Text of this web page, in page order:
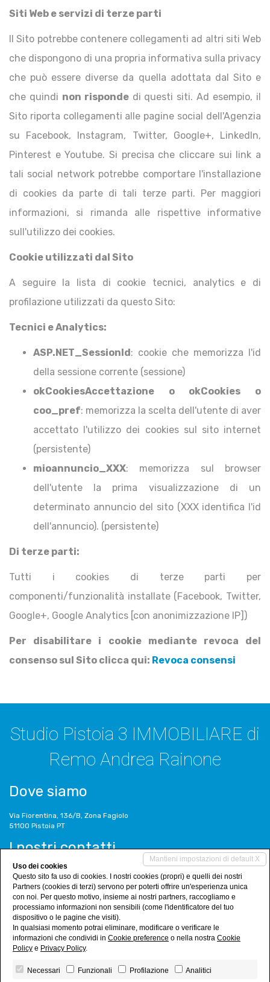
Siti Web e servizi di terze parti
Il Sito potrebbe contenere collegamenti ad altri siti Web
che dispongono di una propria informativa sulla privacy
che può essere diverse da quella adottata dal Sito e
che quindi non rispondedi questi siti. Ad esempio, il
Sito riporta collegamenti alle pagine social dell'Agenzia
su Facebook, Instagram, Twitter, Google+, LinkedIn,
Pinterest e Youtube. Si precisa che cliccare sui link a
tali social network potrebbe comportare l'installazione
di cookies da parte di tali terze parti. Per maggiori
informazioni, si rimanda alle rispettive informative
sull'utilizzo dei cookies.
Cookie utilizzati dal Sito
A seguire la lista di cookie tecnici, analytics e di
profilazione utilizzati da questo Sito:
Tecnici e Analytics:
ASP.NET_SessionId: cookie che memorizza l'id
della sessione corrente (sessione)
okCookiesAccettazione o okCookies o
coo_pref: memorizza la scelta dell'utente di aver
accettato l'utilizzo dei cookies sul sito internet
(persistente)
mioannuncio_XXX: memorizza sul browser
dell'utente la prima visualizzazione di un
determinato annuncio del sito (XXX identifica l'id
dell'annuncio). (persistente)
Di terze parti:
Tutti i cookies di terze parti per
componenti/funzionalità installate (Facebook, Twitter,
Google+, Google Analytics [con anonimizzazione IP])
Per disabilitare i cookie mediante revoca del
consenso sul Sito clicca qui: Revoca consensi
Studio Pistoia 3 IMMOBILIARE di
Remo Andrea Rainone
Dove siamo
Via Fiorentina, 136/B, Zona Fagiolo
51100 Pistoia PT
I nostri contatti
Tel. 0573/380830
info@studiopistoia3.it
www.studiopistoia3.it
Social Networks
Mantieni impostazioni di default X
Uso dei cookies
Questo sito fa uso di cookies. I nostri cookies (propri) e quelli dei nostri
Partners (cookies di terzi) servono per poterti offrire un'esperienza unica
con noi. Per questo motivo, insieme ai nostri partners, raccogliamo e
processiamo informazioni non sensibili (come l'identificatore del tuo
dispositivo o le pagine che visiti).
In qualsiasi momento potrai eliminare, modificare o verificare le
informazioni che condividi in Cookie preference o nella nostra Cookie
Policy e Privacy Policy.
Necessari Funzionali Profilazione Analitici